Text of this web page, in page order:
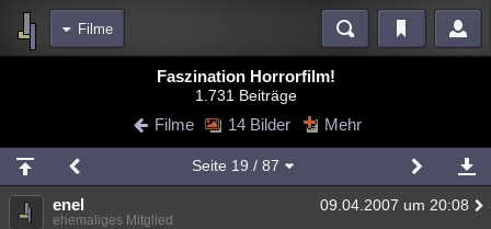
Filme
Blogs Videos
Chat Wiki Neuigkeiten
meine Rubriken
Menschen Mystery Kriminalfälle
Faszination Horrorfilm!
1.731 Beiträge
Filme 14 Bilder Mehr
Seite 19 / 87
enel 09.04.2007 um 20:08
ehemaliges Mitglied